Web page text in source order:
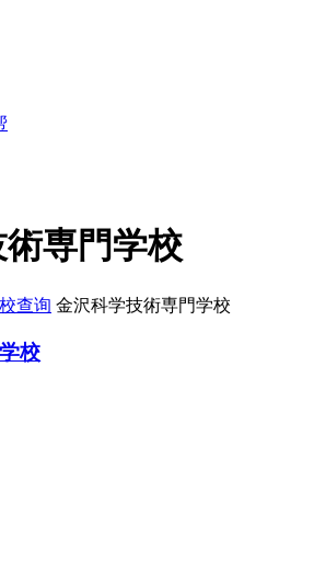
専門学校
查询 金沢科学技術専門学校
校